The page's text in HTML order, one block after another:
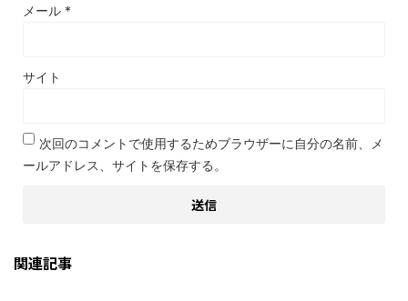
メール *
サイト
次回のコメントで使用するためブラウザーに自分の名前、メ
ールアドレス、サイトを保存する。
関連記事